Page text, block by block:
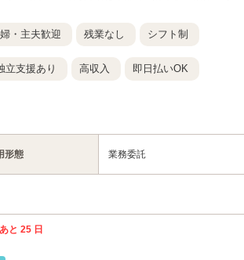
・主夫歓迎 残業なし シフト制
立支援あり 高収入 即日払いOK
形態 業務委託
と 25 日